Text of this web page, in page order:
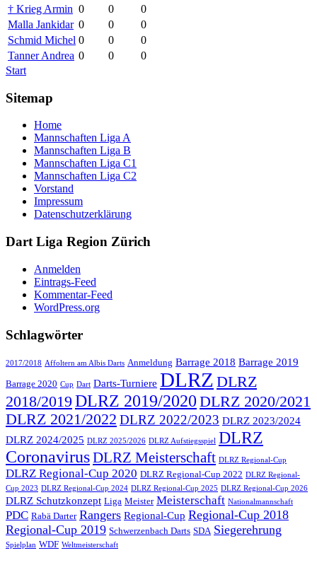
† Krieg Armin 0 0
0
Malla Jankidar 0 0
0
Schmid Michel 0 0
0
Tanner Andrea 0 0
0
Start
Sitemap
Home
Mannschaften Liga A
Mannschaften Liga B
Mannschaften Liga C1
Mannschaften Liga C2
Vorstand
Impressum
Datenschutzerklärung
Dart Liga Region Zürich
Anmelden
Eintrags-Feed
Kommentar-Feed
WordPress.org
Schlagwörter
2017/2018 Affoltern am Albis Darts Anmeldung Barrage 2018 Barrage 2019
Barrage 2020 Cup Dart Darts-Turniere DLRZ DLRZ
2018/2019 DLRZ 2019/2020 DLRZ 2020/2021
DLRZ 2021/2022 DLRZ 2022/2023 DLRZ 2023/2024
DLRZ 2024/2025 DLRZ 2025/2026 DLRZ Aufstiegsspiel DLRZ
CoronavirusDLRZ Meisterschaft DLRZ Regional-Cup
DLRZ Regional-Cup 2020 DLRZ Regional-Cup 2022 DLRZ Regional-
Cup 2023 DLRZ Regional-Cup 2024 DLRZ Regional-Cup 2025 DLRZ Regional-Cup 2026
DLRZ Schutzkonzept Liga Meister Meisterschaft Nationalmannschaft
PDC Rabä Darter Rangers Regional-Cup Regional-Cup 2018
Regional-Cup 2019 Schwerzenbach Darts SDA Siegerehrung
Spielplan WDF Weltmeisterschaft